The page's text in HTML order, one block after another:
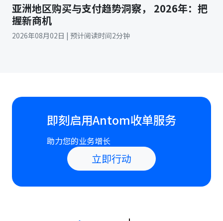
亚洲地区购买与支付趋势洞察， 2026年：把
握新商机
2026年08月02日 | 预计阅读时间2分钟
即刻启用Antom收单服务
助力您的业务增长
立即行动